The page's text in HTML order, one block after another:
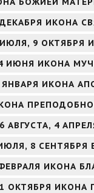
ДЕКАБРЯ ИКОНА
9 ОКТЯБРЯ
ИЮНЯ ИКОНА
ЯНВАРЯ ИКОНА
АВГУСТА, 4
8
ИКОНА
ОКТЯБРЯ ИКОНА